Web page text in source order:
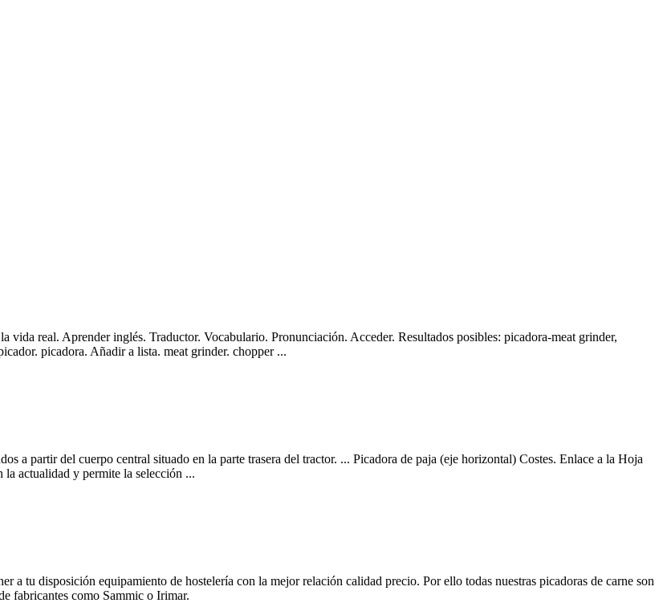
vida real. Aprender inglés. Traductor. Vocabulario. Pronunciación. Acceder. Resultados posibles: picadora-meat grinder,
picadora. Añadir a lista. meat grinder. chopper ...
a partir del cuerpo central situado en la parte trasera del tractor. ... Picadora de paja (eje horizontal) Costes. Enlace a la Hoja
la actualidad y permite la selección ...
a tu disposición equipamiento de hostelería con la mejor relación calidad precio. Por ello todas nuestras picadoras de carne son
fabricantes como Sammic o Irimar.